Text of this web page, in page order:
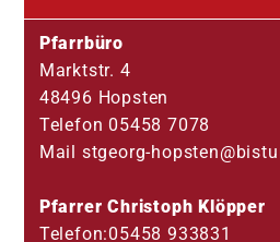
Pfarrbüro
Marktstr. 4
48496 Hopsten
Telefon 05458 7078
Mail stgeorg-
Pfarrer Christoph Klöpper
Telefon:05458 933831